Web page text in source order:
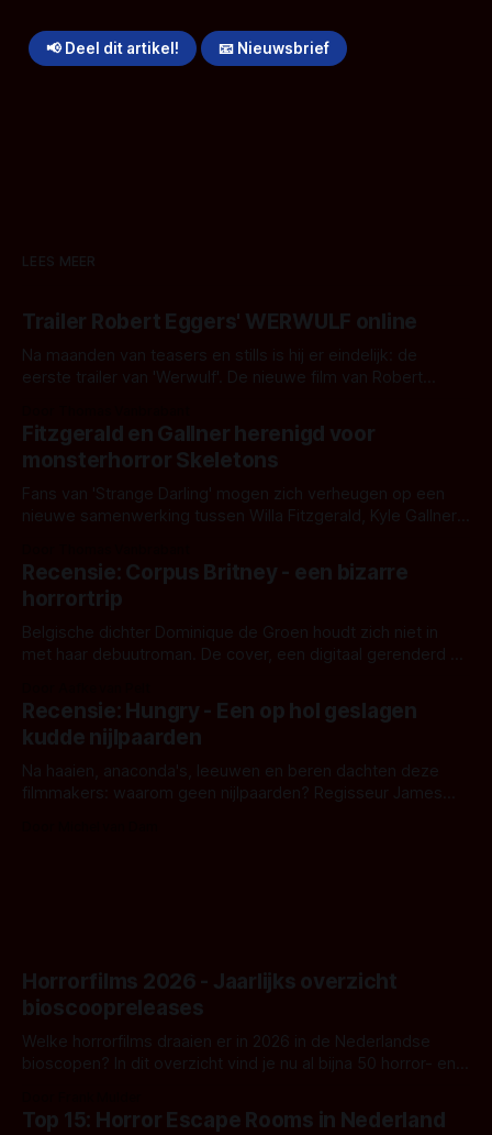
📢 Deel dit artikel! 📧 Nieuwsbrief
LEES MEER
Trailer Robert Eggers' WERWULF online
Na maanden van teasers en stills is hij er eindelijk: de
eerste trailer van 'Werwulf'. De nieuwe film van Robert
kille stijl vol folklore en mythe. Het topic deze keer is (kon
het het al raden?)... de weerwolf. Kijk je mee?
Fitzgerald en Gallner herenigd voor
monsterhorror Skeletons
Fans van 'Strange Darling' mogen zich verheugen op een
nieuwe samenwerking tussen Willa Fitzgerald, Kyle Gallner
'Skeletons', een nieuwe creature feature waarvoor de
opnames zijn gestart in Australië.
Recensie: Corpus Britney - een bizarre
horrortrip
Belgische dichter Dominique de Groen houdt zich niet in
met haar debuutroman. De cover, een digitaal gerenderd en
achtergrond, belooft iets kleurrijks maar onheilspellends,
iets ongrijpbaars. En dat maakt De Groen met ieder woord
waar.
Recensie: Hungry - Een op hol geslagen
kudde nijlpaarden
Na haaien, anaconda's, leeuwen en beren dachten deze
filmmakers: waarom geen nijlpaarden? Regisseur James
Horrorfilms 2026 - Jaarlijks overzicht
bioscoopreleases
Welke horrorfilms draaien er in 2026 in de Nederlandse
bioscopen? In dit overzicht vind je nu al bijna 50 horror- en
Top 15: Horror Escape Rooms in Nederland